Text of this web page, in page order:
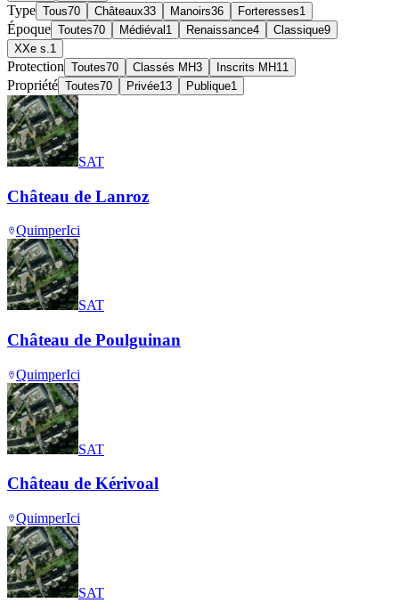
Type Tous70 Châteaux33 Manoirs36 Forteresses1
Époque Toutes70 Médiéval 1 Renaissance4 Classique9
XXe s. 1
Protection Toutes70 Classés MH3 Inscrits MH11
Propriété Toutes70 Privée13 Publique1
SAT
Château de Lanroz
QuimperIci
SAT
Château de Poulguinan
QuimperIci
SAT
Château de Kérivoal
QuimperIci
SAT